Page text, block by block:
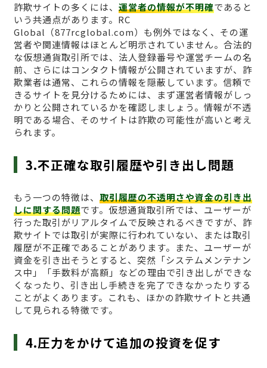
詐欺サイトの多くには、 運営者の情報が不明確であると
いう共通点があります。RC
Global（877rcglobal.com）も例外ではなく、その運
営者や関連情報はほとんど明示されていません。合法的
な仮想通貨取引所では、法人登録番号や運営チームの名
前、さらにはコンタクト情報が公開されていますが、詐
欺業者は通常、これらの情報を隠蔽しています。信頼で
きるサイトを見分けるためには、まず運営者情報がしっ
かりと公開されているかを確認しましょう。情報が不透
明である場合、そのサイトは詐欺の可能性が高いと考え
られます。
3.不正確な取引履歴や引き出し問題
もう一つの特徴は、 取引履歴の不透明さや資金の引き出
しに関する問題です。仮想通貨取引所では、ユーザーが
行った取引がリアルタイムで反映されるべきですが、詐
欺サイトでは取引が実際に行われていない、または取引
履歴が不正確であることがあります。また、ユーザーが
資金を引き出そうとすると、突然「システムメンテナン
ス中」「手数料が高額」などの理由で引き出しができな
くなったり、引き出し手続きを完了できなかったりする
ことがよくあります。これも、ほかの詐欺サイトと共通
して見られる特徴です。
4.圧力をかけて追加の投資を促す